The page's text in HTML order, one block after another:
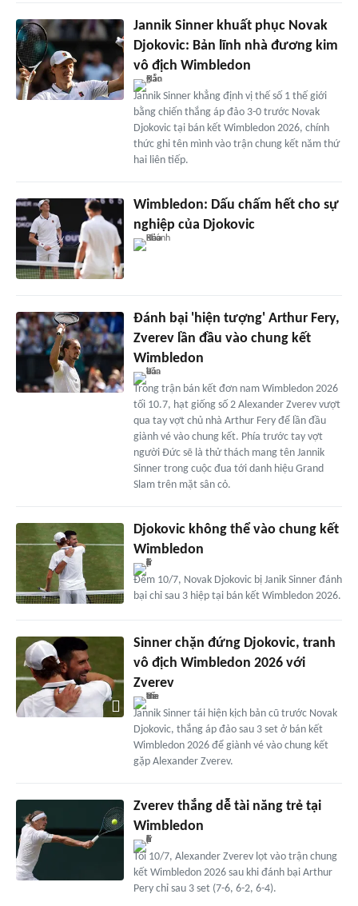
Jannik Sinner khuất phục Novak
Djokovic: Bản lĩnh nhà đương kim
vô địch Wimbledon
Jannik Sinner khẳng định vị thế số 1 thế giới
bằng chiến thắng áp đảo 3-0 trước Novak
Djokovic tại bán kết Wimbledon 2026, chính
thức ghi tên mình vào trận chung kết năm thứ
hai liên tiếp.
Wimbledon: Dấu chấm hết cho sự
nghiệp của Djokovic
Đánh bại 'hiện tượng' Arthur Fery,
Zverev lần đầu vào chung kết
Wimbledon
Trong trận bán kết đơn nam Wimbledon 2026
tối 10.7, hạt giống số 2 Alexander Zverev vượt
qua tay vợt chủ nhà Arthur Fery để lần đầu
giành vé vào chung kết. Phía trước tay vợt
người Đức sẽ là thử thách mang tên Jannik
Sinner trong cuộc đua tới danh hiệu Grand
Slam trên mặt sân cỏ.
Djokovic không thể vào chung kết
Wimbledon
Đêm 10/7, Novak Djokovic bị Janik Sinner đánh
bại chỉ sau 3 hiệp tại bán kết Wimbledon 2026.
Sinner chặn đứng Djokovic, tranh
vô địch Wimbledon 2026 với
Zverev
Jannik Sinner tái hiện kịch bản cũ trước Novak
Djokovic, thắng áp đảo sau 3 set ở bán kết
Wimbledon 2026 để giành vé vào chung kết
gặp Alexander Zverev.
Zverev thắng dễ tài năng trẻ tại
Wimbledon
Tối 10/7, Alexander Zverev lọt vào trận chung
kết Wimbledon 2026 sau khi đánh bại Arthur
Pery chỉ sau 3 set (7-6, 6-2, 6-4).